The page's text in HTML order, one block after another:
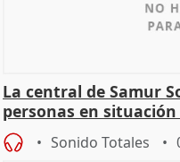
La central de Samur
personas en
de Calor
Sonido Totales